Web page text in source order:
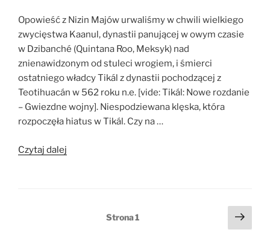
Opowieść z Nizin Majów urwaliśmy w chwili wielkiego
zwycięstwa Kaanul, dynastii panującej w owym czasie
w Dzibanché (Quintana Roo, Meksyk) nad
znienawidzonym od stuleci wrogiem, i śmierci
ostatniego władcy Tikál z dynastii pochodzącej z
Teotihuacán w 562 roku n.e. [vide: Tikál: Nowe rozdanie
– Gwiezdne wojny]. Niespodziewana klęska, która
rozpoczęła hiatus w Tikál. Czy na …
Czytaj dalej
Strona1